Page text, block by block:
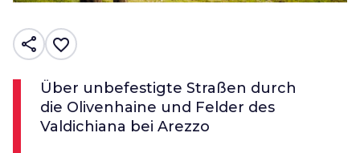
share favorite_border
Über unbefestigte Straßen durch
die Olivenhaine und Felder des
Valdichiana bei Arezzo